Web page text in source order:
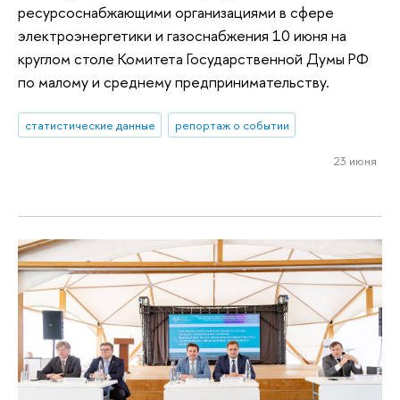
ресурсоснабжающими организациями в сфере
электроэнергетики и газоснабжения 10 июня на
круглом столе Комитета Государственной Думы РФ
по малому и среднему предпринимательству.
статистические данные репортаж о событии
23 июня